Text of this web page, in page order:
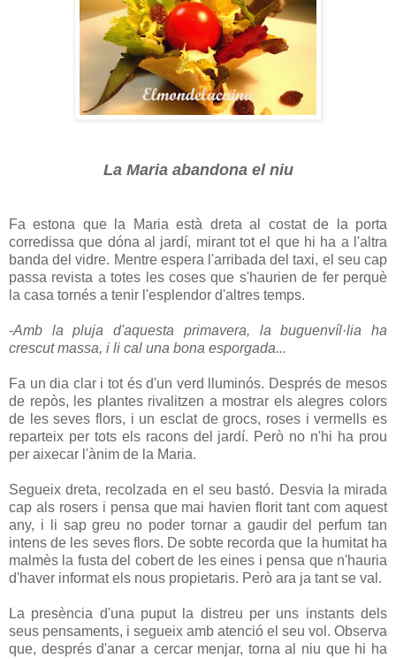
La Maria abandona el niu
Fa estona que la Maria està dreta al costat de la porta
corredissa que dóna al jardí, mirant tot el que hi ha a l'altra
banda del vidre. Mentre espera l'arribada del taxi, el seu cap
passa revista a totes les coses que s'haurien de fer perquè
la casa tornés a tenir l'esplendor d'altres temps.
-Amb la pluja d'aquesta primavera, la buguenvíl·lia ha
crescut massa, i li cal una bona esporgada...
Fa un dia clar i tot és d'un verd lluminós. Després de mesos
de repòs, les plantes rivalitzen a mostrar els alegres colors
de les seves flors, i un esclat de grocs, roses i vermells es
reparteix per tots els racons del jardí. Però no n'hi ha prou
per aixecar l'ànim de la Maria.
Segueix dreta, recolzada en el seu bastó. Desvia la mirada
cap als rosers i pensa que mai havien florit tant com aquest
any, i li sap greu no poder tornar a gaudir del perfum tan
intens de les seves flors. De sobte recorda que la humitat ha
malmès la fusta del cobert de les eines i pensa que n'hauria
d'haver informat els nous propietaris. Però ara ja tant se val.
La presència d'una puput la distreu per uns instants dels
seus pensaments, i segueix amb atenció el seu vol. Observa
que, després d'anar a cercar menjar, torna al niu que hi ha